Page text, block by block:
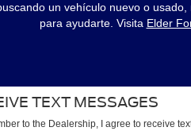
un vehículo nuevo o
para ayudarte. Visita Elder
TEXT MESSAGES
to the Dealership, I agree to receive